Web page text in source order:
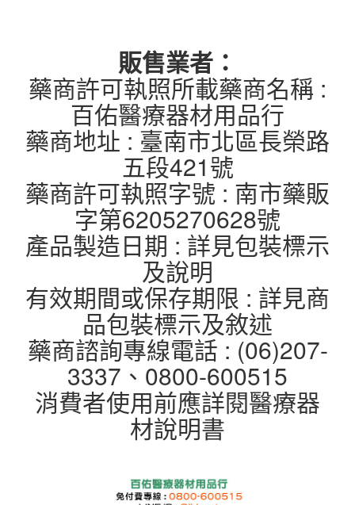
販售業者：
藥商許可執照所載藥商名稱 :
百佑醫療器材用品行
藥商地址 : 臺南市北區長榮路
五段421號
藥商許可執照字號 : 南市藥販
字第6205270628號
產品製造日期 : 詳見包裝標示
及說明
有效期間或保存期限 : 詳見商
品包裝標示及敘述
藥商諮詢專線電話 : (06)207-
3337、0800-600515
消費者使用前應詳閱醫療器
材說明書